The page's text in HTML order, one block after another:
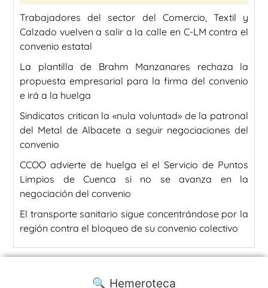
Trabajadores del sector del Comercio, Textil y
Calzado vuelven a salir a la calle en C-LM contra el
convenio estatal
La plantilla de Brahm Manzanares rechaza la
propuesta empresarial para la firma del convenio
e irá a la huelga
Sindicatos critican la «nula voluntad» de la patronal
del Metal de Albacete a seguir negociaciones del
convenio
CCOO advierte de huelga el el Servicio de Puntos
Limpios de Cuenca si no se avanza en la
negociación del convenio
El transporte sanitario sigue concentrándose por la
región contra el bloqueo de su convenio colectivo
🔍 Hemeroteca